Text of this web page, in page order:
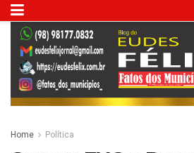
Home Política